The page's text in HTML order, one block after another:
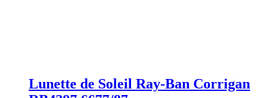
Lunette de Soleil Ray-Ban Corrigan